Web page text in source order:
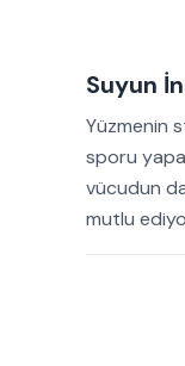
Suyun
Yüzmenin
sporu
vücudun
mutlu